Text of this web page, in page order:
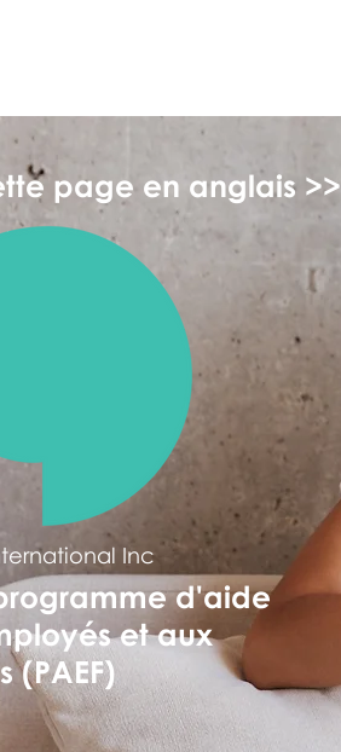
page en anglais >>
Inc
d'aide
et aux
(PAEF)